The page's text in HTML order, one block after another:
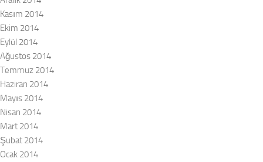
Kasım 2014
Ekim 2014
Eylül 2014
Ağustos 2014
Temmuz 2014
Haziran 2014
Mayıs 2014
Nisan 2014
Mart 2014
Şubat 2014
Ocak 2014